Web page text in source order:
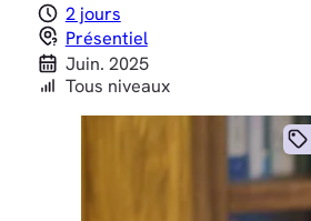
2 jours
Présentiel
Juin. 2025
Tous niveaux